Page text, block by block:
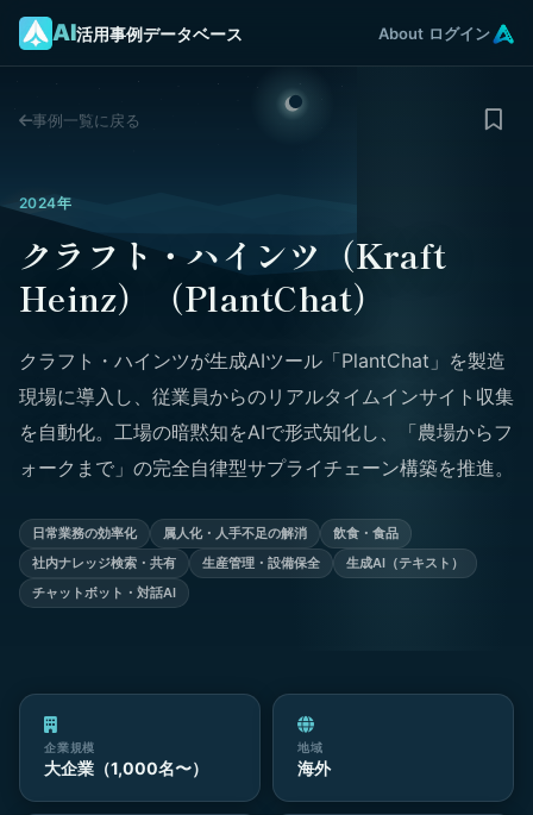
AI活用事例データベース About ログイン
事例一覧に戻る
2024年
クラフト・ハインツ（Kraft
Heinz）（PlantChat）
クラフト・ハインツが生成AIツール「PlantChat」を製造
現場に導入し、従業員からのリアルタイムインサイト収集
を自動化。工場の暗黙知をAIで形式知化し、「農場からフ
ォークまで」の完全自律型サプライチェーン構築を推進。
日常業務の効率化 属人化・人手不足の解消
飲食・食品
社内ナレッジ検索・共有
生産管理・設備保全
生成AI（テキスト）
チャットボット・対話AI
企業規模
大企業（1,000名〜）
地域
海外